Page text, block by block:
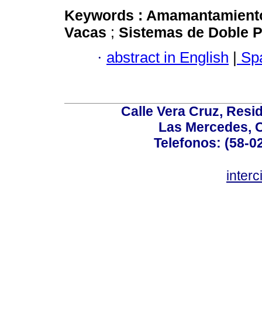
Keywords :
Vacas ; Sistemas de Doble
· abstract in English |
Calle Vera Cruz,
Las Mercedes,
Telefonos: (58-